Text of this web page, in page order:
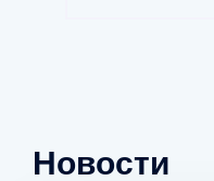
Новости